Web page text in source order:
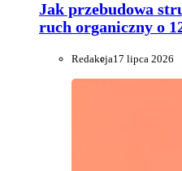
Jak przebudowa
ruch organiczny o
Redakcja17 lipca 2026